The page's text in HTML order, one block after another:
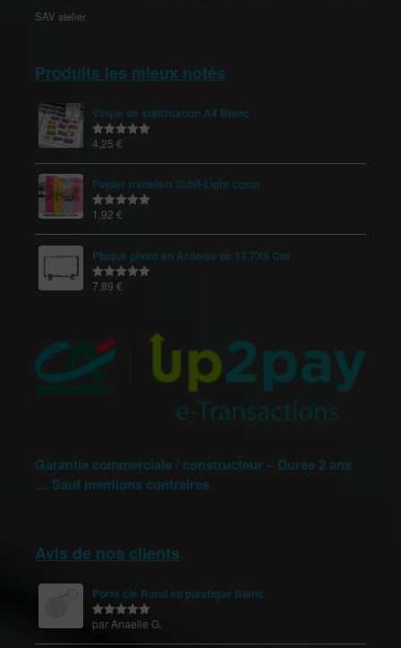
SAV atelier
Produits les mieux notés
Vinyle de sublimation A4 Blanc
Note5.00
4,25 €
Papier transfert Subli-Light coton
Note5.00
1,92 €
Plaque photo en Ardoise de 13,7X9 Cm
Note5.00
7,89 €
Garantie commerciale / constructeur – Durée 2 ans
… Sauf mentions contraires
Avis de nos clients
Porte clé Rond en plastique Blanc
Note5sur
par Anaelle G.